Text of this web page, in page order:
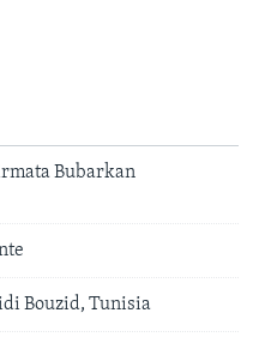
Bubarkan
Bouzid, Tunisia